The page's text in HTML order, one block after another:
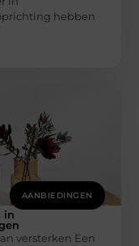
hebben
AANBIEDINGEN
in
versterken Een